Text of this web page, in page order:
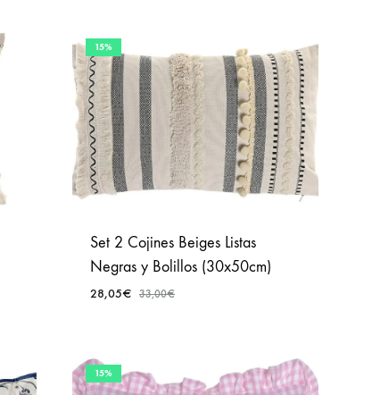
FAVORITOS
15%
Set 2 Cojines Beiges Listas
Negras y Bolillos (30x50cm)
28,05€ 33,00€
A
FAVORITOS
15%